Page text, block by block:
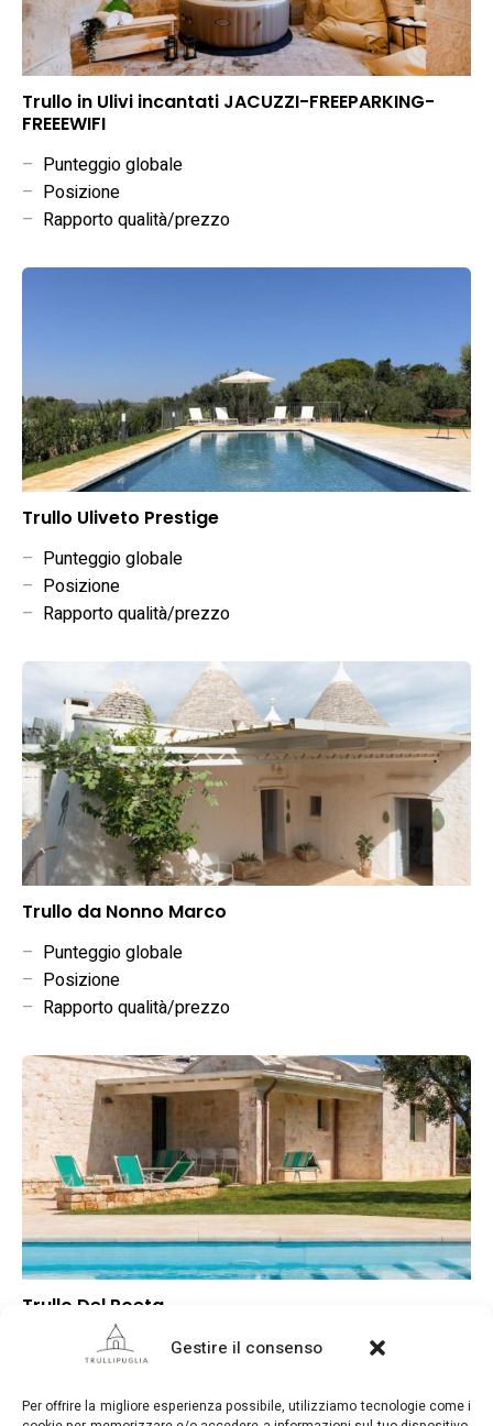
Gestire il consenso
Per offrire la migliore esperienza possibile, utilizziamo tecnologie come i
Trullo in Ulivi incantati JACUZZI-FREEPARKING-
FREEEWIFI
– Punteggio globale
– Posizione
– Rapporto qualità/prezzo
Trullo Uliveto Prestige
– Punteggio globale
– Posizione
– Rapporto qualità/prezzo
Trullo da Nonno Marco
– Punteggio globale
– Posizione
– Rapporto qualità/prezzo
Trullo Del Poeta
Punteggio globale
–Rapporto qualità/prezzo